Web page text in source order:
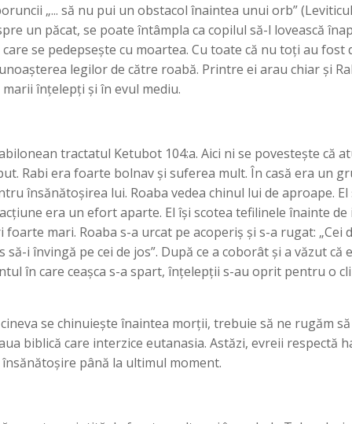
„... să nu pui un obstacol înaintea unui orb”
un păcat, se poate întâmpla ca copilul să-l lovească
se pedepsește cu moartea. Cu toate că nu toți au fost
legilor de către roabă. Printre ei arau chiar și
înțelepți și în evul mediu.
tractatul Ketubot 104:a. Aici ni se povestește că
Rabi era foarte bolnav și suferea mult. În casă era un
însănătoșirea lui. Roaba vedea chinul lui de aproape.
era un efort aparte. El își scotea tefilinele înainte
mari. Roaba s-a urcat pe acoperiș și s-a rugat: „Cei
să-i învingă pe cei de jos”. După ce a coborât și a văzut
în care ceașca s-a spart, înțelepții s-au oprit pentru o
se chinuiește înaintea morții, trebuie să ne rugăm
biblică care interzice eutanasia. Astăzi, evreii respectă
până la ultimul moment.